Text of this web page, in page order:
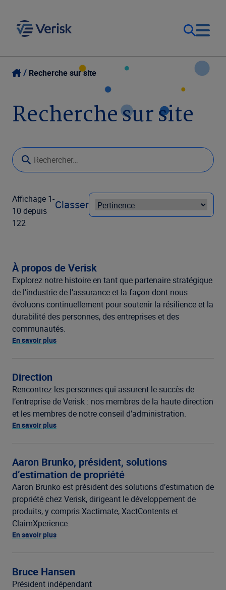
Notre objectif
Nos solutions
Ressources
Entreprise
Ouverture de session
Contact Us
Recherche sur site
Recherche sur site
Affichage 1-
10 depuis
122
Classer
À propos de Verisk
Explorez notre histoire en tant que partenaire stratégique
de l’industrie de l’assurance et la façon dont nous
évoluons continuellement pour soutenir la résilience et la
durabilité des personnes, des entreprises et des
communautés.
En savoir plus
Direction
Rencontrez les personnes qui assurent le succès de
l’entreprise de Verisk : nos membres de la haute direction
et les membres de notre conseil d’administration.
En savoir plus
Aaron Brunko, président, solutions
d’estimation de propriété
Aaron Brunko est président des solutions d’estimation de
propriété chez Verisk, dirigeant le développement de
produits, y compris Xactimate, XactContents et
ClaimXperience.
En savoir plus
Bruce Hansen
Président indépendant